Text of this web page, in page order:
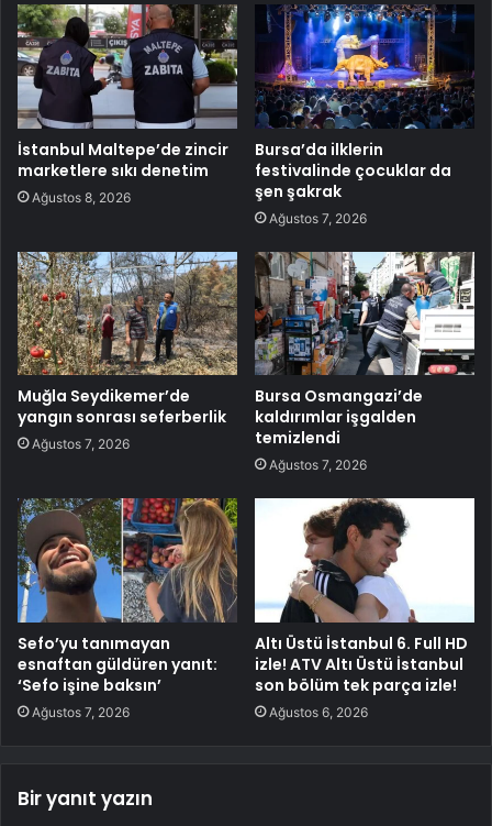
İstanbul Maltepe’de zincir
marketlere sıkı denetim
Ağustos 8, 2026
Bursa’da ilklerin
festivalinde çocuklar da
şen şakrak
Ağustos 7, 2026
Muğla Seydikemer’de
yangın sonrası seferberlik
Ağustos 7, 2026
Bursa Osmangazi’de
kaldırımlar işgalden
temizlendi
Ağustos 7, 2026
Sefo’yu tanımayan
esnaftan güldüren yanıt:
‘Sefo işine baksın’
Ağustos 7, 2026
Altı Üstü İstanbul 6. Full HD
izle! ATV Altı Üstü İstanbul
son bölüm tek parça izle!
Ağustos 6, 2026
Bir yanıt yazın